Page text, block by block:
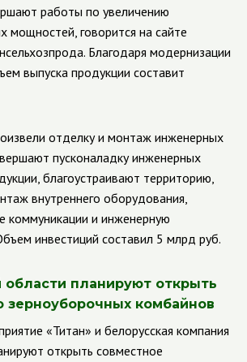
работы по увеличению
мощностей, говорится на сайте
Благодаря модернизации
выпуска продукции составит
отделку и монтаж инженерных
пусконаладку инженерных
благоустраивают территорию,
внутреннего оборудования,
коммуникации и инженерную
инвестиций составил 5 млрд руб.
области планируют открыть
зерноуборочных комбайнов
«Титан» и белорусская компания
открыть совместное